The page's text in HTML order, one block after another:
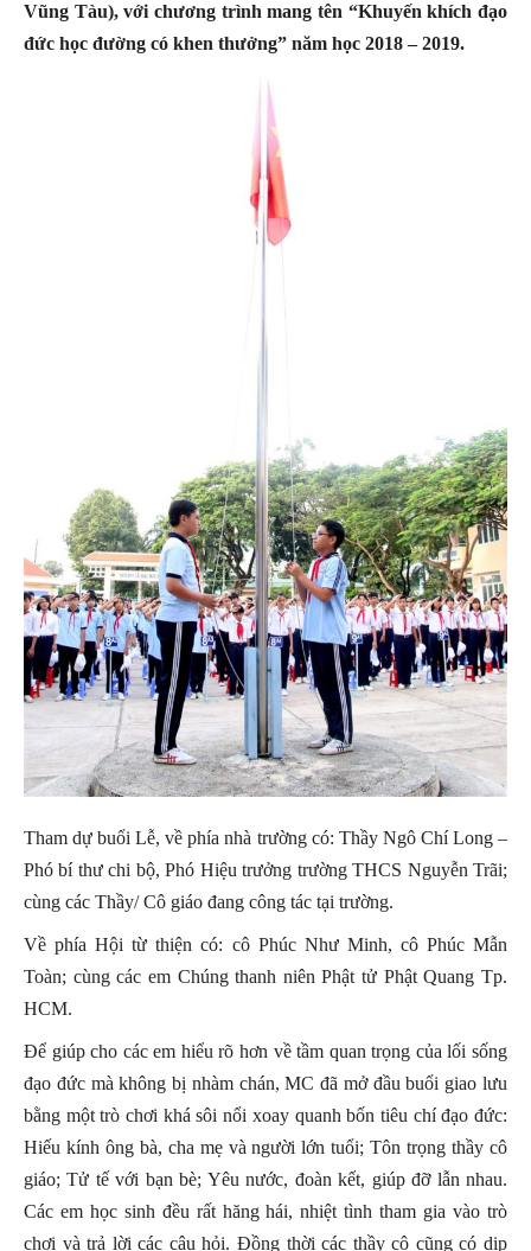
Vũng Tàu), với chương trình mang tên “Khuyến khích đạo
đức học đường có khen thưởng” năm học 2018 – 2019.
Tham dự buổi Lễ, về phía nhà trường có: Thầy Ngô Chí Long –
Phó bí thư chi bộ, Phó Hiệu trưởng trường THCS Nguyễn Trãi;
cùng các Thầy/ Cô giáo đang công tác tại trường.
Về phía Hội từ thiện có: cô Phúc Như Minh, cô Phúc Mẫn
Toàn; cùng các em Chúng thanh niên Phật tử Phật Quang Tp.
HCM.
Để giúp cho các em hiểu rõ hơn về tầm quan trọng của lối sống
đạo đức mà không bị nhàm chán, MC đã mở đầu buổi giao lưu
bằng một trò chơi khá sôi nổi xoay quanh bốn tiêu chí đạo đức:
Hiếu kính ông bà, cha mẹ và người lớn tuổi; Tôn trọng thầy cô
giáo; Tử tế với bạn bè; Yêu nước, đoàn kết, giúp đỡ lẫn nhau.
Các em học sinh đều rất hăng hái, nhiệt tình tham gia vào trò
chơi và trả lời các câu hỏi. Đồng thời các thầy cô cũng có dịp